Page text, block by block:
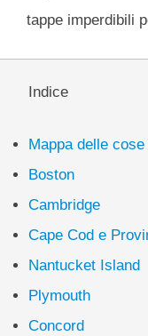
tappe imperdibili
Indice
Mappa delle
Boston
Cambridge
Cape Cod e
Nantucket Island
Plymouth
Concord